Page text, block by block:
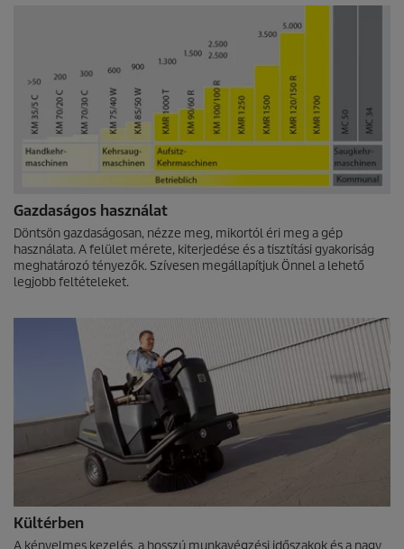
Gazdaságos használat
Döntsön gazdaságosan, nézze meg, mikortól éri meg a gép
használata. A felület mérete, kiterjedése és a tisztítási gyakoriság
meghatározó tényezők. Szívesen megállapítjuk Önnel a lehető
legjobb feltételeket.
Kültérben